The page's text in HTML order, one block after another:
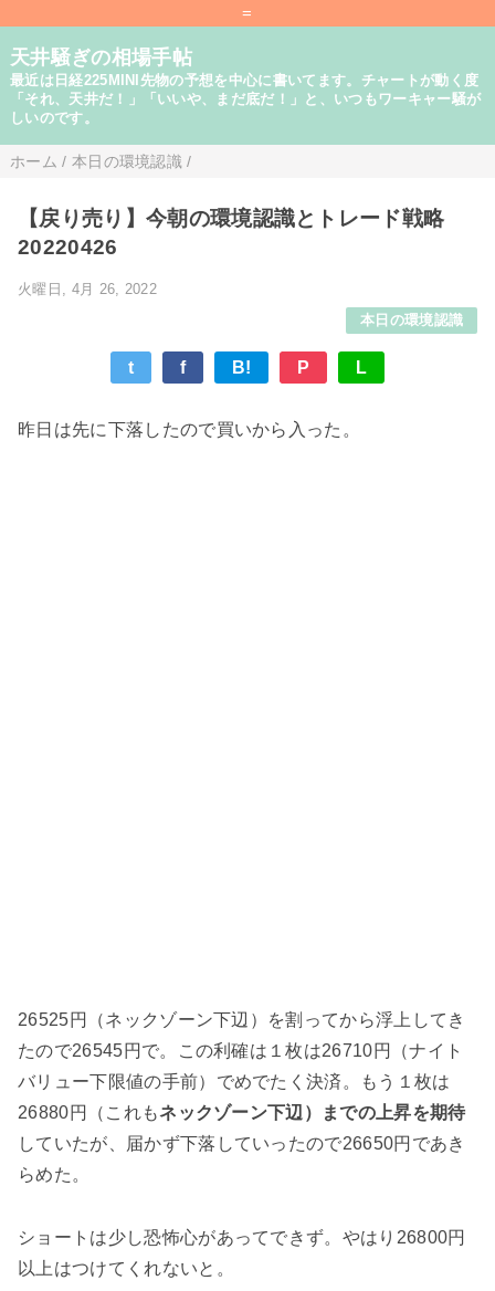
=
天井騒ぎの相場手帖
最近は日経225MINI先物の予想を中心に書いてます。チャートが動く度
「それ、天井だ！」「いいや、まだ底だ！」と、いつもワーキャー騒が
しいのです。
ホーム / 本日の環境認識 /
【戻り売り】今朝の環境認識とトレード戦略
20220426
火曜日, 4月 26, 2022
本日の環境認識
t f B! P L
昨日は先に下落したので買いから入った。
26525円（ネックゾーン下辺）を割ってから浮上してき
たので26545円で。この利確は１枚は26710円（ナイト
バリュー下限値の手前）でめでたく決済。もう１枚は
26880円（これもネックゾーン下辺）までの上昇を期待
していたが、届かず下落していったので26650円であき
らめた。
ショートは少し恐怖心があってできず。やはり26800円
以上はつけてくれないと。